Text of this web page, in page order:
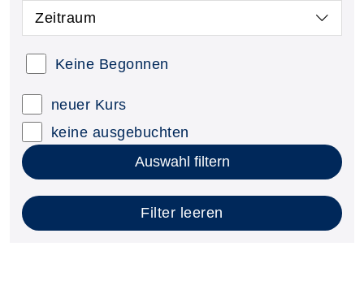
Zeitraum
Keine Begonnen
neuer Kurs
keine ausgebuchten
Auswahl filtern
Filter leeren